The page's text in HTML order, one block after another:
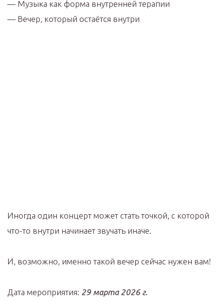
— Музыка как форма внутренней терапии
— Вечер, который остаётся внутри
Иногда один концерт может стать точкой, с которой
что-то внутри начинает звучать иначе.
И, возможно, именно такой вечер сейчас нужен вам!
Дата мероприятия: 29 марта 2026 г.